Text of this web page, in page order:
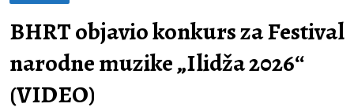
BHRT objavio konkurs za Festival
narodne muzike „Ilidža 2026“
(VIDEO)